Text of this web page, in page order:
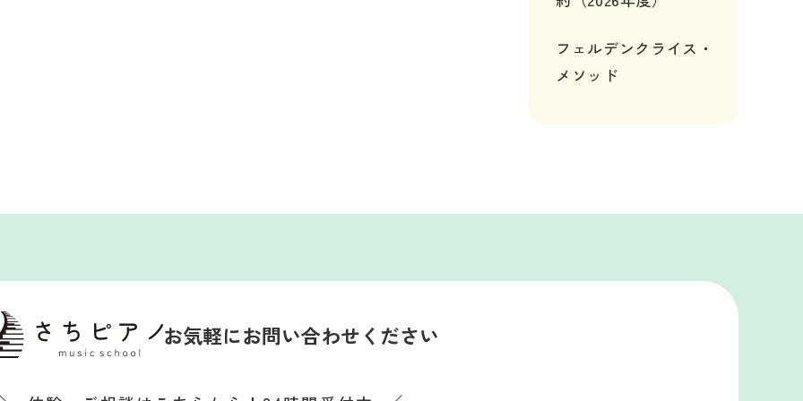
フェルデンクライス・
メソッド
お気軽にお問い合わせください